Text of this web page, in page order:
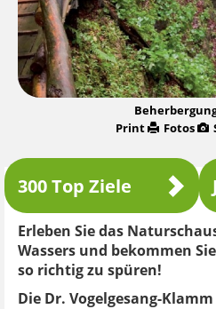
Print
Fotos
300 Top Ziele
Erleben Sie das
Wassers und bekommen
so richtig zu spüren!
Die Dr. Vogelgesang-